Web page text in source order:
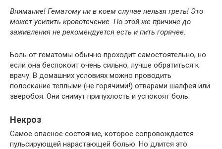
Внимание! Гематому ни в коем случае нельзя греть! Это
может усилить кровотечение. По этой же причине до
заживления не рекомендуется есть и пить горячее.
Боль от гематомы обычно проходит самостоятельно, но
если она беспокоит очень сильно, лучше обратиться к
врачу. В домашних условиях можно проводить
полоскание теплыми (не горячими!) отварами шалфея или
зверобоя. Они снимут припухлость и успокоят боль.
Некроз
Самое опасное состояние, которое сопровождается
пульсирующей нарастающей болью. Но длится это